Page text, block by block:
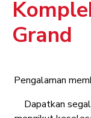
Grand
Pengalaman
Dapatkan